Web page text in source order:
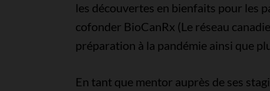
les découvertes en bienfaits pour les
cofonder BioCanRx (Le réseau
préparation à la pandémie ainsi que
En tant que mentor auprès de ses